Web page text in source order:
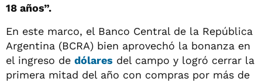
18 años”.
En este marco, el Banco Central de la República
Argentina (BCRA) bien aprovechó la bonanza en
el ingreso de dólares del campo y logró cerrar la
primera mitad del año con compras por más de